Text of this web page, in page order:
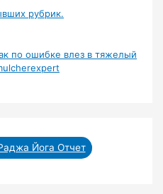
рубрик.
по ошибке влез в тяжелый
Йога Отчет